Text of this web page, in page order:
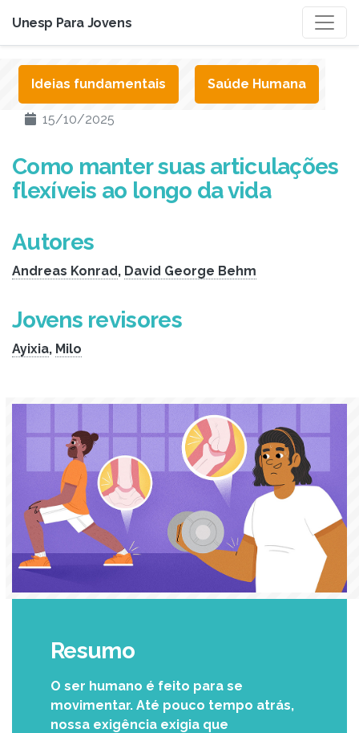
Unesp Para Jovens
Ideias fundamentais Saúde Humana
15/10/2025
Como manter suas articulações
flexíveis ao longo da vida
Autores
Andreas Konrad, David George Behm
Jovens revisores
Ayixia, Milo
Resumo
O ser humano é feito para se
movimentar. Até pouco tempo atrás,
nossa exigência exigia que